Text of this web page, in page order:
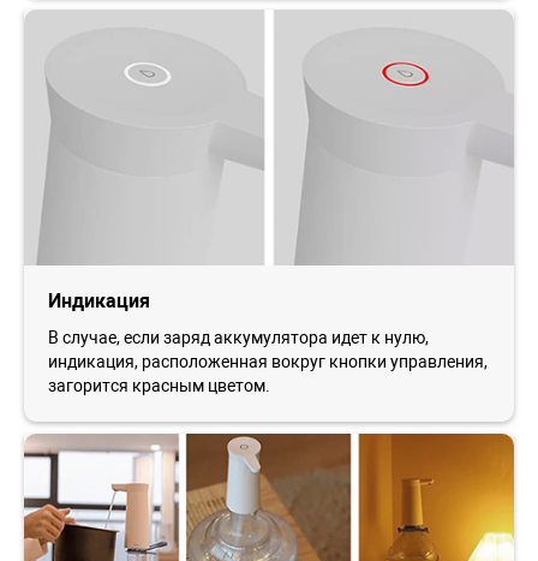
Индикация
В случае, если заряд аккумулятора идет к нулю,
индикация, расположенная вокруг кнопки управления,
загорится красным цветом.